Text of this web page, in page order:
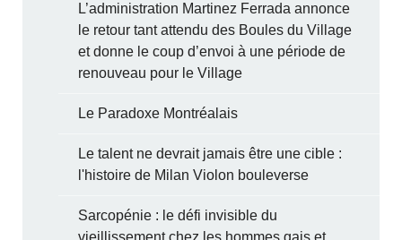
L’administration Martinez Ferrada annonce
le retour tant attendu des Boules du Village
et donne le coup d’envoi à une période de
renouveau pour le Village
Le Paradoxe Montréalais
Le talent ne devrait jamais être une cible :
l'histoire de Milan Violon bouleverse
Sarcopénie : le défi invisible du